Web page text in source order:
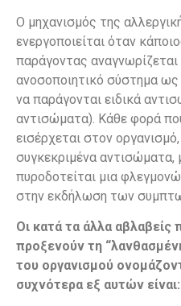
Ο μηχανισμός της
ενεργοποιείται όταν
παράγοντας
ανοσοποιητικό σύστημα
να παράγονται ειδικά
αντισώματα). Κάθε φορά
εισέρχεται στον
συγκεκριμένα
πυροδοτείται μια
στην εκδήλωση των
Οι κατά τα άλλα αβλαβείς
προξενούν τη
του οργανισμού
συχνότερα εξ αυτών είναι: